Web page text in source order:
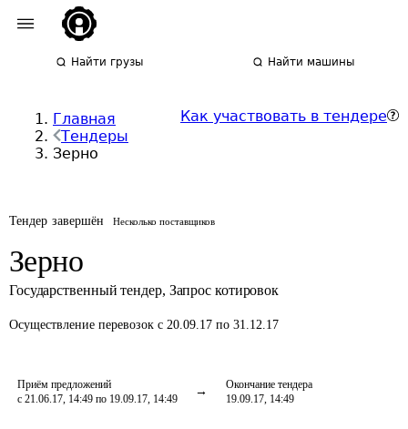
Найти грузы Найти машины
Главная
Тендеры
Зерно
Как участвовать в тендере
Тендер завершён Несколько поставщиков
Зерно
Государственный тендер, Запрос котировок
Осуществление перевозок с 20.09.17 по 31.12.17
Приём предложений
с 21.06.17, 14:49 по 19.09.17, 14:49
Окончание тендера
19.09.17, 14:49